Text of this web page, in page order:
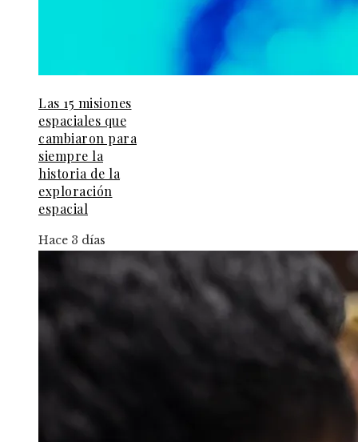
Las 15 misiones
espaciales que
cambiaron para
siempre la
historia de la
exploración
espacial
Hace 3 días